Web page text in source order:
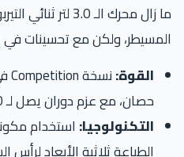
المسيطر، ولكن مع تحسينات في
القوة:
حصان، مع عزم دوران يصل لـ 650 نيوتن متر.
التكنولوجيا: استخدام
الطباعة ثلاثية الأبعاد لرأس